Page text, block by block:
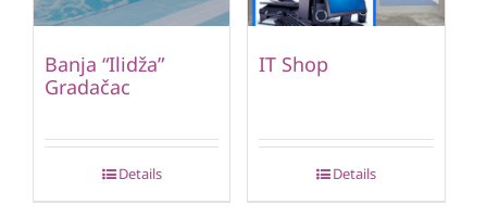
Banja “Ilidža”
Gradačac
Details
IT Shop
Details